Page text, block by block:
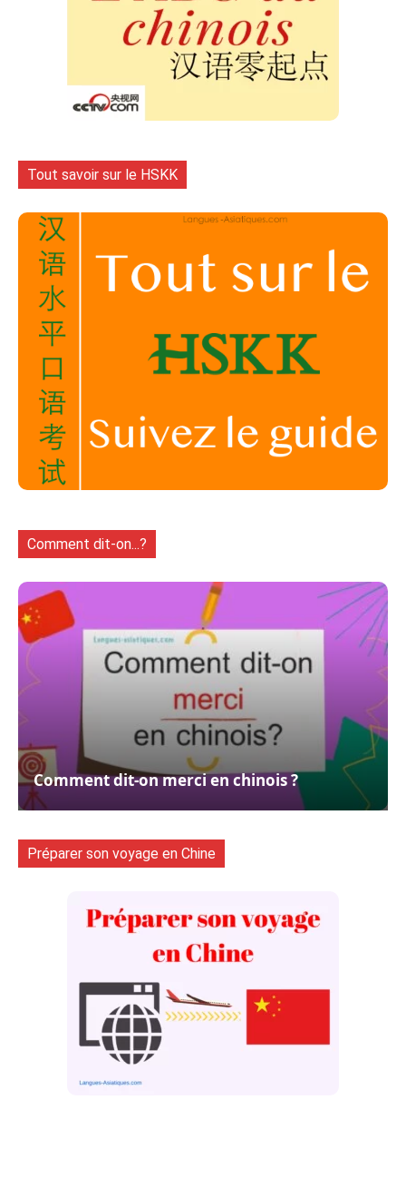
Tout savoir sur le HSKK
Comment dit-on...?
Comment dit-on merci en chinois ?
Préparer son voyage en Chine